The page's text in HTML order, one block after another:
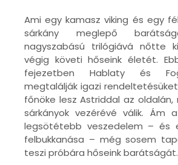
Ami egy kamasz viking és egy
sárkány meglepő
nagyszabású trilógiává nőtte
végig követi hőseink életét.
fejezetben Hablaty és
megtalálják igazi
főnöke lesz Astriddal az
sárkányok vezérévé válik. Ám
legsötétebb veszedelem – és
felbukkanása – még sosem
teszi próbára hőseink